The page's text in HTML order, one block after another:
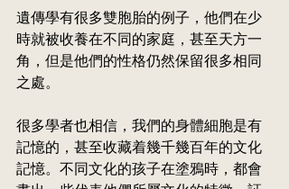
遺傳學有很多雙胞胎的例子，他們在少
時就被收養在不同的家庭，甚至天方一
角，但是他們的性格仍然保留很多相同
之處。
很多學者也相信，我們的身體細胞是有
記憶的，甚至收藏着幾千幾百年的文化
記憶。不同文化的孩子在塗鴉時，都會